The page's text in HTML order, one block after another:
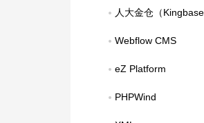
人大金仓（Kingbase
Webflow CMS
eZ Platform
PHPWind